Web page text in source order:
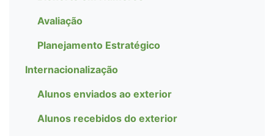
Avaliação
Planejamento Estratégico
Internacionalização
Alunos enviados ao exterior
Alunos recebidos do exterior